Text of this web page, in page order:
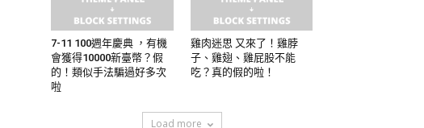
7-11 100週年慶典 ，有機
會獲得10000新臺幣？假
的！類似手法騙過好多次
啦
雞肉迷思 又來了！雞脖
子、雞翅、雞屁股不能
吃？真的假的啦！
Load more